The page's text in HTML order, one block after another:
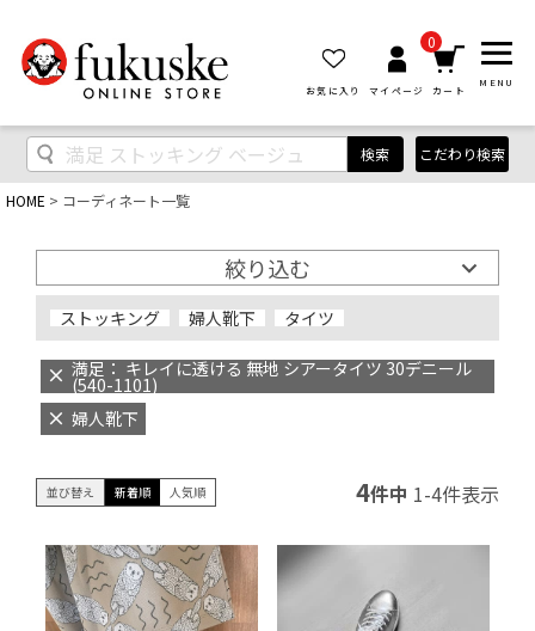
お気に入り マイページ
0
カート
MENU
検索 こだわり検索
HOME コーディネート一覧
絞り込む
ストッキング 婦人靴下 タイツ
満足： キレイに透ける 無地 シアータイツ 30デニール
(540-1101)
婦人靴下
並び替え 新着順 人気順 4件中 1-4件表示